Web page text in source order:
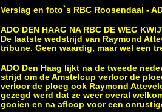
Verslag en foto`s RBC Roosendaal -
ADO DEN HAAG NA RBC DE WEG
De laatste wedstrijd van Raymond
tribune. Geen waardig, maar wel een
ADO Den Haag lijkt na de tweede
strijd om de Amstelcup verloor de
verloor de ploeg ook Raymond
gezegd werd dat ze weer overal
gooien en na afloop voor een